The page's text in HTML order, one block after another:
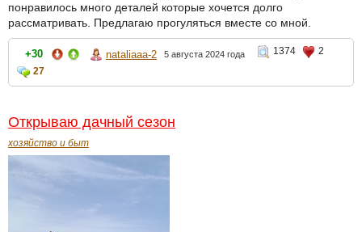
понравилось много деталей которые хочется долго
рассматривать. Предлагаю прогуляться вместе со мной.
+30 nataliaaa-2 5 августа 2024 года 1374
2
27
Открываю дачный сезон
хозяйство и быт